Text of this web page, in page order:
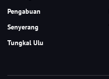
Pengabuan
Senyerang
Tungkal Ulu